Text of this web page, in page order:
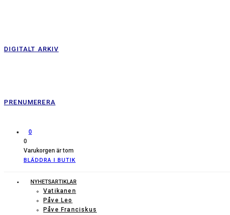
DIGITALT ARKIV
PRENUMERERA
0
0
Varukorgen är tom
BLÄDDRA I BUTIK
NYHETSARTIKLAR
Vatikanen
Påve Leo
Påve Franciskus